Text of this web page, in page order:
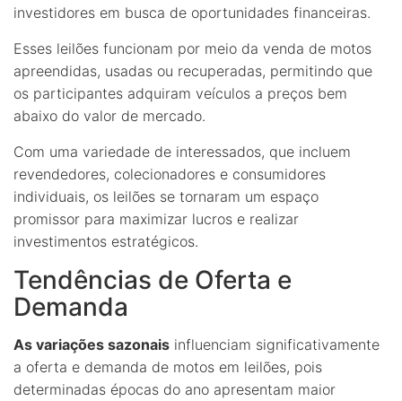
investidores em busca de oportunidades financeiras.
Esses leilões funcionam por meio da venda de motos
apreendidas, usadas ou recuperadas, permitindo que
os participantes adquiram veículos a preços bem
abaixo do valor de mercado.
Com uma variedade de interessados, que incluem
revendedores, colecionadores e consumidores
individuais, os leilões se tornaram um espaço
promissor para maximizar lucros e realizar
investimentos estratégicos.
Tendências de Oferta e
Demanda
As variações sazonais influenciam significativamente
a oferta e demanda de motos em leilões, pois
determinadas épocas do ano apresentam maior